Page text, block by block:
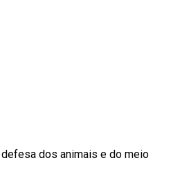
dos animais e do meio